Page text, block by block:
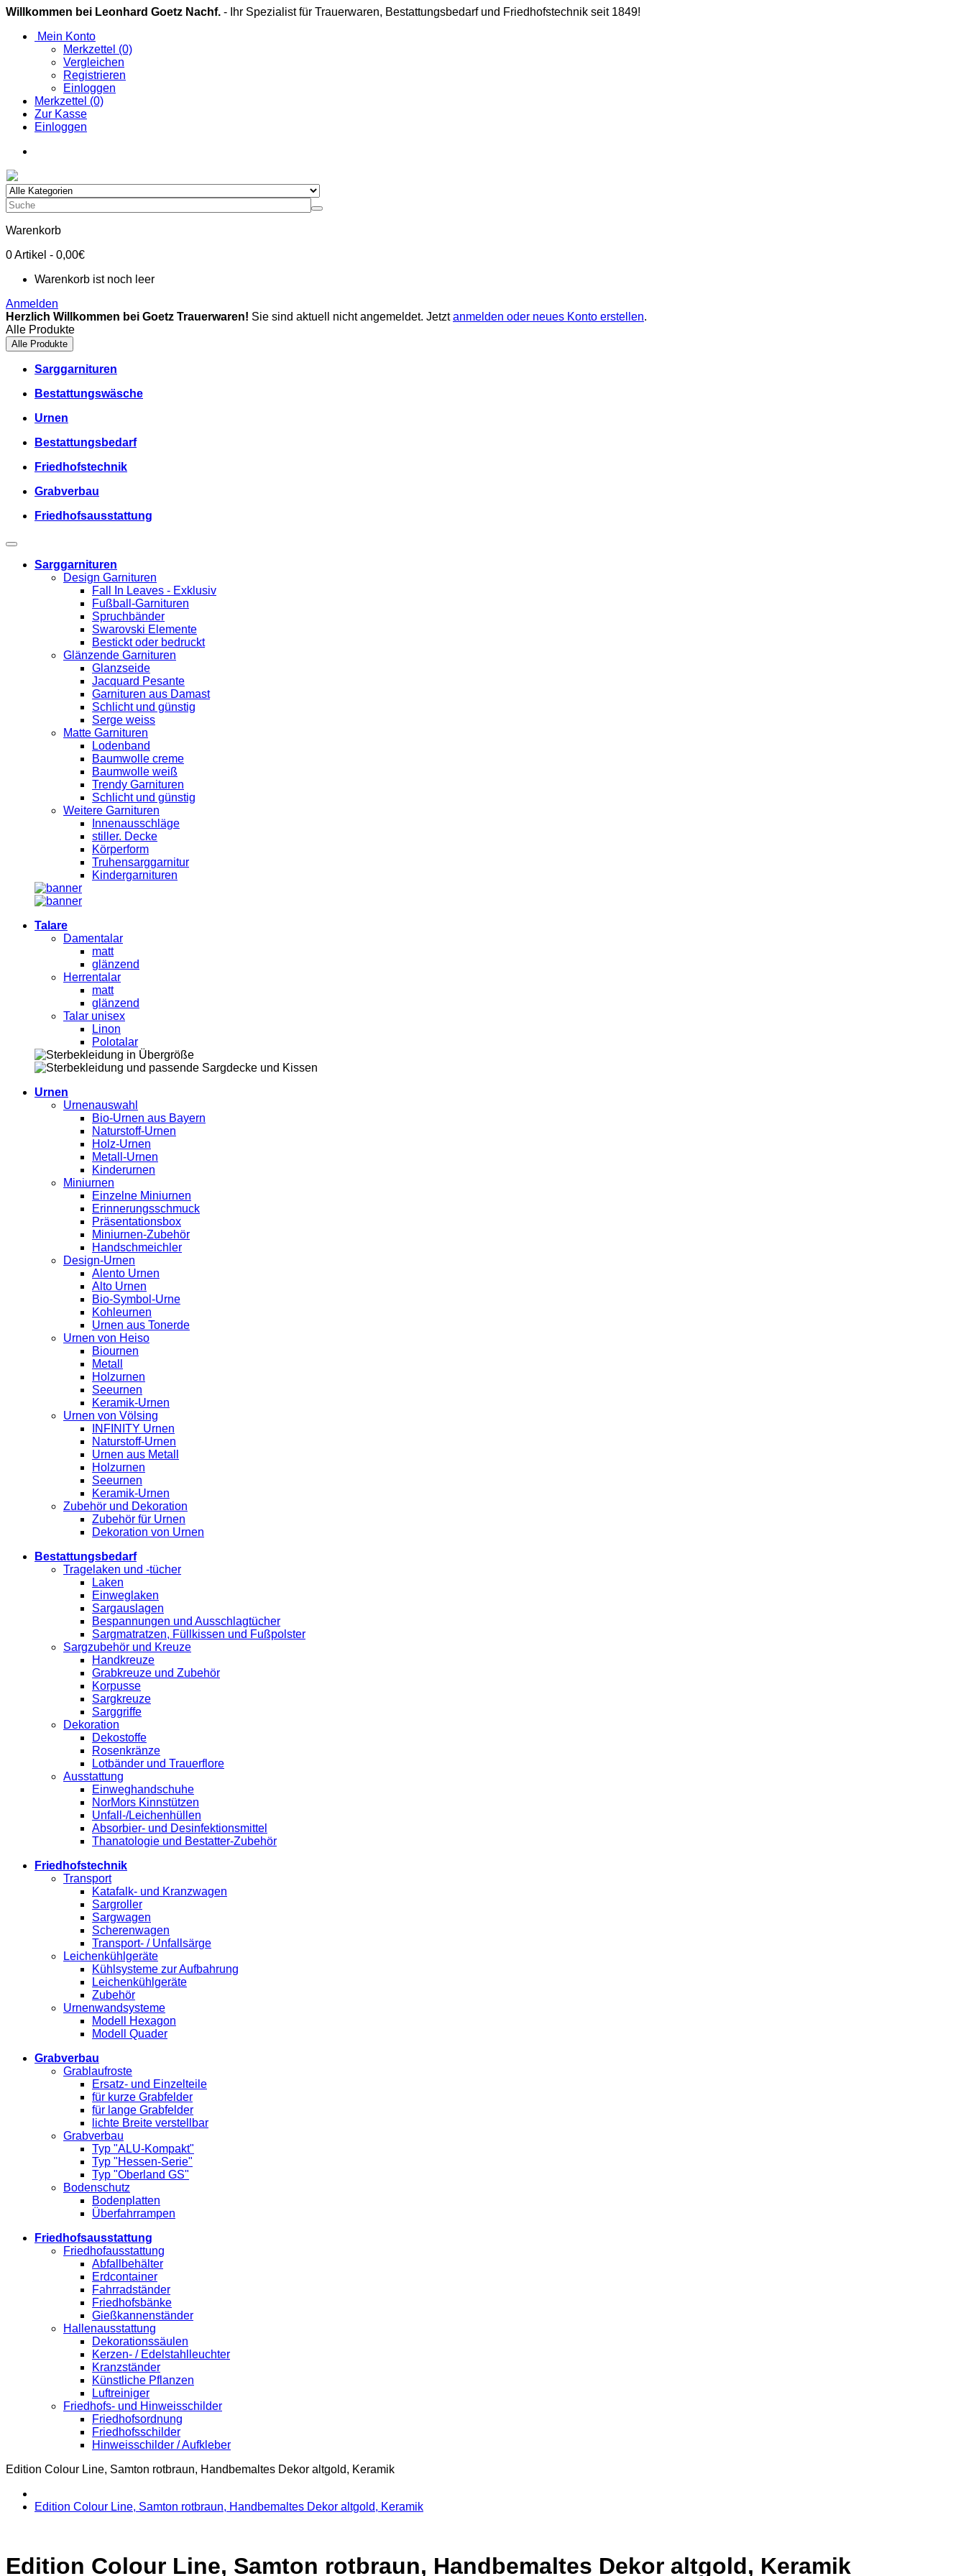
Willkommen bei Leonhard Goetz Nachf. - Ihr Spezialist für Trauerwaren, Bestattungsbedarf und Friedhofstechnik seit 1849!
Mein Konto
Merkzettel (0)
Vergleichen
Registrieren
Einloggen
Merkzettel (0)
Zur Kasse
Einloggen
Warenkorb
0Artikel - 0,00€
Warenkorb ist noch leer
Anmelden
Herzlich Willkommen bei Goetz Trauerwaren! Sie sind aktuell nicht angemeldet. Jetztanmelden oder neues Konto erstellen.
Alle Produkte
Alle Produkte
Sarggarnituren
Bestattungswäsche
Urnen
Bestattungsbedarf
Friedhofstechnik
Grabverbau
Friedhofsausstattung
Sarggarnituren
Design Garnituren
Fall In Leaves - Exklusiv
Fußball-Garnituren
Spruchbänder
Swarovski Elemente
Bestickt oder bedruckt
Glänzende Garnituren
Glanzseide
Jacquard Pesante
Garnituren aus Damast
Schlicht und günstig
Serge weiss
Matte Garnituren
Lodenband
Baumwolle creme
Baumwolle weiß
Trendy Garnituren
Schlicht und günstig
Weitere Garnituren
Innenausschläge
stiller. Decke
Körperform
Truhensarggarnitur
Kindergarnituren
Talare
Damentalar
matt
glänzend
Herrentalar
matt
glänzend
Talar unisex
Linon
Polotalar
Urnen
Urnenauswahl
Bio-Urnen aus Bayern
Naturstoff-Urnen
Holz-Urnen
Metall-Urnen
Kinderurnen
Miniurnen
Einzelne Miniurnen
Erinnerungsschmuck
Präsentationsbox
Miniurnen-Zubehör
Handschmeichler
Design-Urnen
Alento Urnen
Alto Urnen
Bio-Symbol-Urne
Kohleurnen
Urnen aus Tonerde
Urnen von Heiso
Biournen
Metall
Holzurnen
Seeurnen
Keramik-Urnen
Urnen von Völsing
INFINITY Urnen
Naturstoff-Urnen
Urnen aus Metall
Holzurnen
Seeurnen
Keramik-Urnen
Zubehör und Dekoration
Zubehör für Urnen
Dekoration von Urnen
Bestattungsbedarf
Tragelaken und -tücher
Laken
Einweglaken
Sargauslagen
Bespannungen und Ausschlagtücher
Sargmatratzen, Füllkissen und Fußpolster
Sargzubehör und Kreuze
Handkreuze
Grabkreuze und Zubehör
Korpusse
Sargkreuze
Sarggriffe
Dekoration
Dekostoffe
Rosenkränze
Lotbänder und Trauerflore
Ausstattung
Einweghandschuhe
NorMors Kinnstützen
Unfall-/Leichenhüllen
Absorbier- und Desinfektionsmittel
Thanatologie und Bestatter-Zubehör
Friedhofstechnik
Transport
Katafalk- und Kranzwagen
Sargroller
Sargwagen
Scherenwagen
Transport- / Unfallsärge
Leichenkühlgeräte
Kühlsysteme zur Aufbahrung
Leichenkühlgeräte
Zubehör
Urnenwandsysteme
Modell Hexagon
Modell Quader
Grabverbau
Grablaufroste
Ersatz- und Einzelteile
für kurze Grabfelder
für lange Grabfelder
lichte Breite verstellbar
Grabverbau
Typ "ALU-Kompakt"
Typ "Hessen-Serie"
Typ "Oberland GS"
Bodenschutz
Bodenplatten
Überfahrrampen
Friedhofsausstattung
Friedhofausstattung
Abfallbehälter
Erdcontainer
Fahrradständer
Friedhofsbänke
Gießkannenständer
Hallenausstattung
Dekorationssäulen
Kerzen- / Edelstahlleuchter
Kranzständer
Künstliche Pflanzen
Luftreiniger
Friedhofs- und Hinweisschilder
Friedhofsordnung
Friedhofsschilder
Hinweisschilder / Aufkleber
Edition Colour Line, Samton rotbraun, Handbemaltes Dekor altgold, Keramik
Edition Colour Line, Samton rotbraun, Handbemaltes Dekor altgold, Keramik
Edition Colour Line, Samton rotbraun, Handbemaltes Dekor altgold, Keramik